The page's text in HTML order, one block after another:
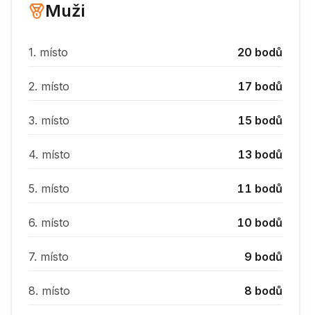
Muži
1. místo 20 bodů
2. místo 17 bodů
3. místo 15 bodů
4. místo 13 bodů
5. místo 11 bodů
6. místo 10 bodů
7. místo 9 bodů
8. místo 8 bodů